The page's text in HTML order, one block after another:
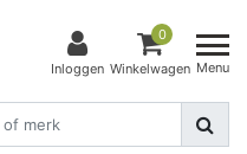
Inloggen
0
Winkelwagen Menu